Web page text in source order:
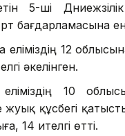
5-ші
бағдарламасына
12
әкелінген.
еліміздің 10
жуық құсбегі
14 ителгі өтті.